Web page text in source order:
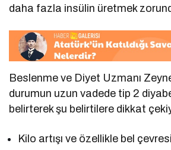
daha fazla insülin üretmek
Beslenme ve Diyet Uzmanı
durumun uzun vadede tip 2
belirterek şu belirtilere dikkat
Kilo artışı ve özellikle bel